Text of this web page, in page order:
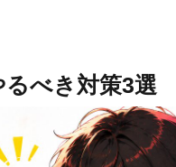
べき対策3選